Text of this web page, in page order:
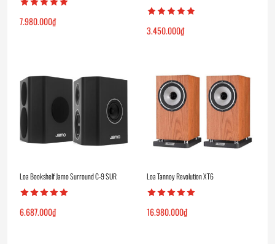
7.980.000₫
3.450.000₫
Loa Bookshelf Jamo Surround C-9 SUR
6.687.000₫
Loa Tannoy Revolution XT6
16.980.000₫